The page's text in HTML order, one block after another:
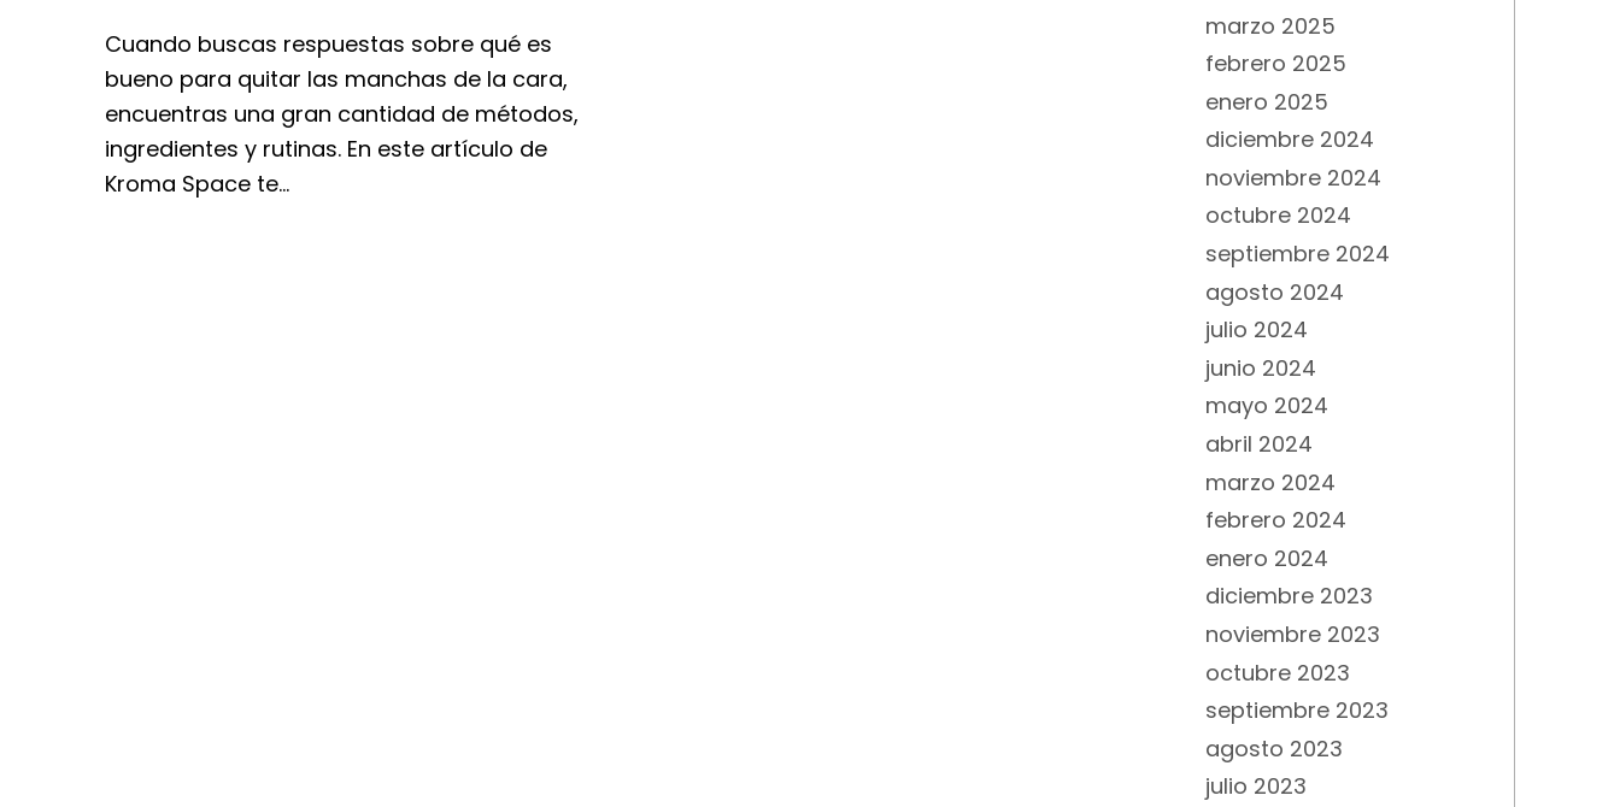
Cuando buscas respuestas sobre qué es
bueno para quitar las manchas de la cara,
encuentras una gran cantidad de métodos,
ingredientes y rutinas. En este artículo de
Kroma Space te…
marzo 2025
febrero 2025
enero 2025
diciembre 2024
noviembre 2024
octubre 2024
septiembre 2024
agosto 2024
julio 2024
junio 2024
mayo 2024
abril 2024
marzo 2024
febrero 2024
enero 2024
diciembre 2023
noviembre 2023
octubre 2023
septiembre 2023
agosto 2023
julio 2023